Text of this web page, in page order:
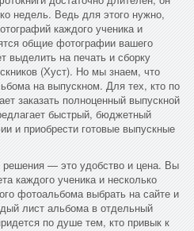
недель. Ведь для этого нужно,
каждого ученика и
общие фотографии вашего
выделить на печать и сборку
(Хуст). Но мы знаем, что
на выпускном. Для тех, кто по
заказать полноценный выпускной
быстрый, бюджетный
и приобрести готовые выпускные
решения — это удобство и цена. Вы
каждого ученика и несколько
фотоальбома выбрать на сайте и
лист альбома в отдельный
по душе тем, кто привык к